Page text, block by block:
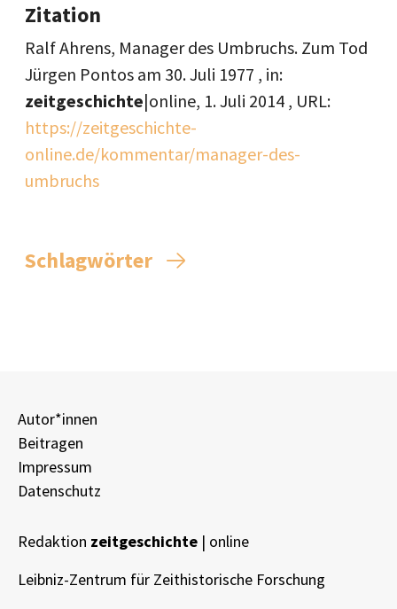
Zitation
Ralf Ahrens, Manager des Umbruchs. Zum Tod
Jürgen Pontos am 30. Juli 1977 , in:
zeitgeschichte|online, 1. Juli 2014 , URL:
https://zeitgeschichte-
online.de/kommentar/manager-des-
umbruchs
Schlagwörter
Autor*innen
Beitragen
Impressum
Datenschutz
Redaktion zeitgeschichte | online
Leibniz-Zentrum für Zeithistorische Forschung